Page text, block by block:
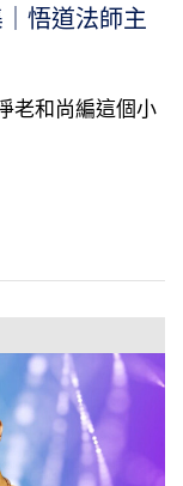
悟道法師主
老和尚編這個小